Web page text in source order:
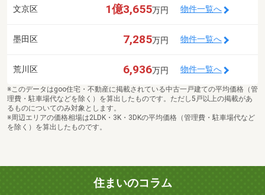
文京区 1億3,655万円 物件一覧へ
墨田区 7,285万円 物件一覧へ
荒川区 6,936万円 物件一覧へ
※このデータはgoo住宅・不動産に掲載されている中古一戸建ての平均価格（管
理費・駐車場代などを除く）を算出したものです。ただし5戸以上の掲載があ
るものについてのみ対象とします。
※周辺エリアの価格相場は2LDK・3K・3DKの平均価格（管理費・駐車場代など
を除く）を算出したものです。
住まいのコラム